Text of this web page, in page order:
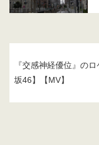
『交感神経優位』の
坂46】【MV】